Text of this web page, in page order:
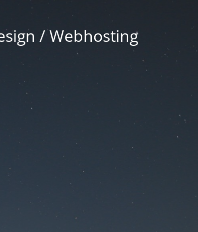
/ Webhosting